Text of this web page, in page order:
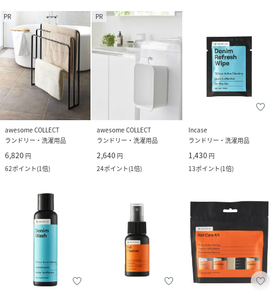
PR
awesome COLLECT
ランドリー・洗濯用品
6,820 円
62ポイント(1倍)
PR
awesome COLLECT
ランドリー・洗濯用品
2,640 円
24ポイント(1倍)
Incase
ランドリー・洗濯用品
1,430 円
13ポイント(1倍)